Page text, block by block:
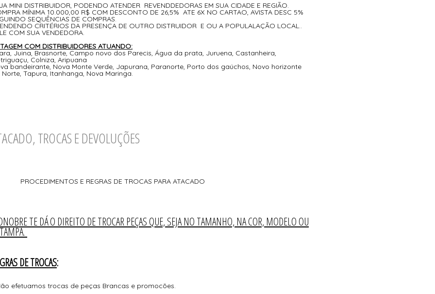
MINI DISTRIBUIDOR, PODENDO ATENDER REVENDDEDORAS EM SUA CIDADE E REGIÃO.
MÍNIMA 10.000,00 R$ COM DESCONTO DE 26,5% ATE 6X NO CARTAO, AVISTA DESC 5%
SEQUÊNCIAS DE COMPRAS.
CRITÉRIOS DA PRESENÇA DE OUTRO DISTRUIDOR E OU A POPULALAÇÃO LOCAL..
COM SUA VENDEDORA.
COM DISTRIBUIDORES ATUANDO:
Juina, Brasnorte, Campo novo dos Parecis, Água da prata, Juruena, Castanheira,
Colniza, Aripuana
bandeirante, Nova Monte Verde, Japurana, Paranorte, Porto dos gaúchos, Novo horizonte
Norte, Tapura, Itanhanga, Nova Maringa.
TROCAS E DEVOLUÇÕES
E REGRAS DE TROCAS PARA ATACADO
TE DÁ O DIREITO DE TROCAR PEÇAS QUE, SEJA NO TAMANHO, NA COR, MODELO OU
DE TROCAS:
efetuamos trocas de peças Brancas e promocões.